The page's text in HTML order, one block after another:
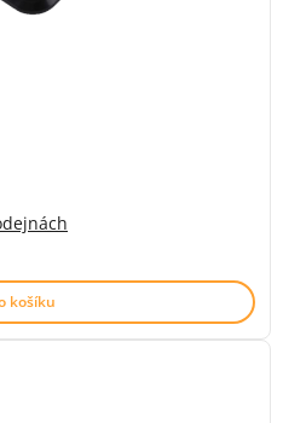
košíku